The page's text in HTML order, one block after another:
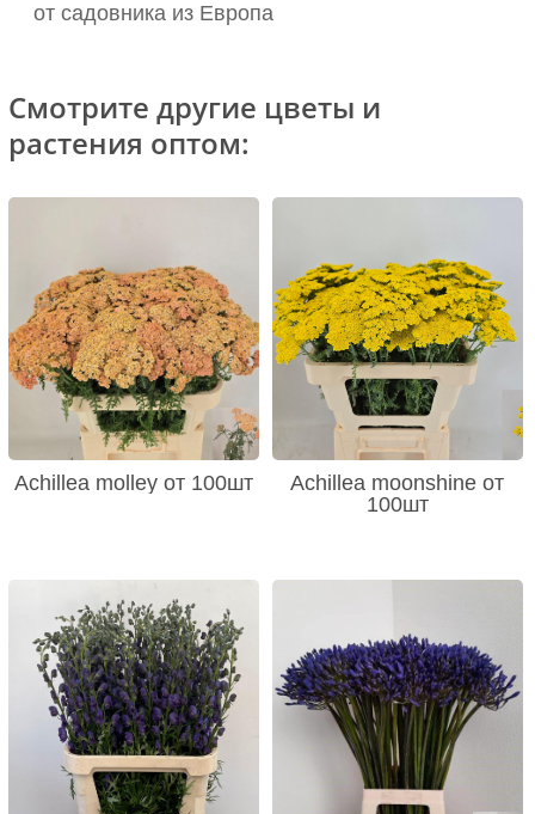
от садовника из Европа
Смотрите другие цветы и
растения оптом:
Achillea molley от 100шт
Achillea moonshine от
100шт